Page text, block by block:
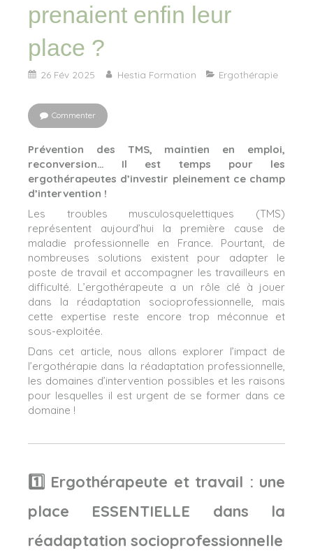
prenaient enfin leur
place ?
26 Fév 2025 Hestia Formation Ergothérapie
Commenter
Prévention des TMS, maintien en emploi,
reconversion… Il est temps pour les
ergothérapeutes d’investir pleinement ce champ
d’intervention !
Les troubles musculosquelettiques (TMS)
représentent aujourd’hui la première cause de
maladie professionnelle en France. Pourtant, de
nombreuses solutions existent pour adapter le
poste de travail et accompagner les travailleurs en
difficulté. L’ergothérapeute a un rôle clé à jouer
dans la réadaptation socioprofessionnelle, mais
cette expertise reste encore trop méconnue et
sous-exploitée.
Dans cet article, nous allons explorer l’impact de
l’ergothérapie dans la réadaptation professionnelle,
les domaines d’intervention possibles et les raisons
pour lesquelles il est urgent de se former dans ce
domaine !
1️⃣ Ergothérapeute et travail : une
place ESSENTIELLE dans la
réadaptation socioprofessionnelle